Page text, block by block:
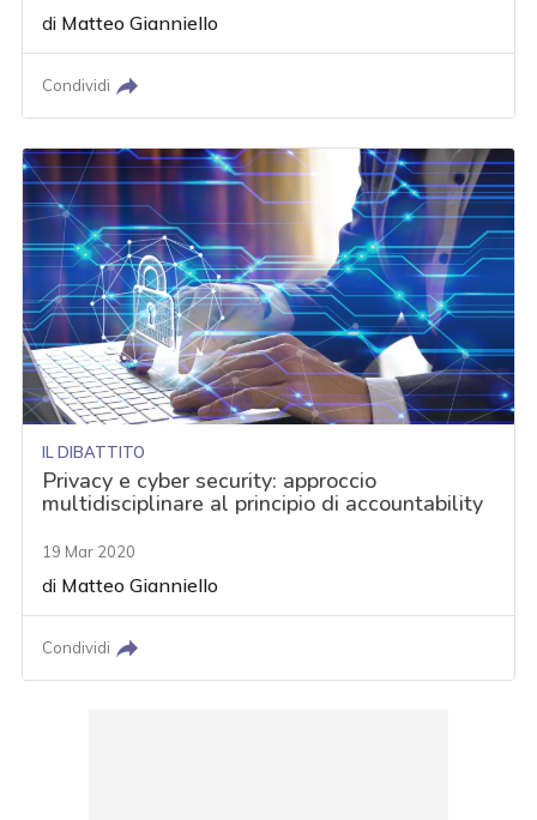
di Matteo Gianniello
Condividi
IL DIBATTITO
Privacy e cyber security: approccio
multidisciplinare al principio di accountability
19 Mar 2020
di Matteo Gianniello
Condividi